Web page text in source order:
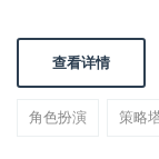
查看详情
角色扮演 策略